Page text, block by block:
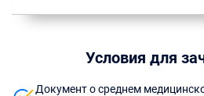
Условия для
Документ о среднем